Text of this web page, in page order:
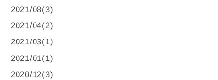
2021/08(3)
2021/04(2)
2021/03(1)
2021/01(1)
2020/12(3)